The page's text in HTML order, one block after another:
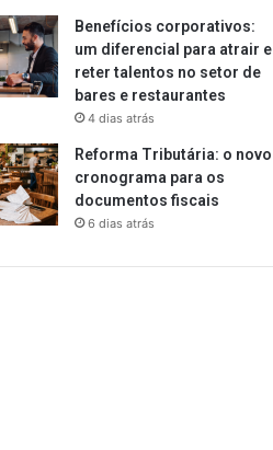
Benefícios corporativos:
um diferencial para atrair e
reter talentos no setor de
bares e restaurantes
4 dias atrás
Reforma Tributária: o novo
cronograma para os
documentos fiscais
6 dias atrás